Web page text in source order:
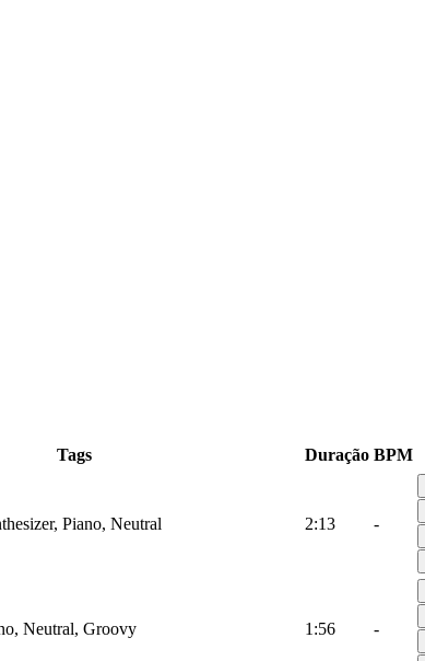
Tags Duração BPM
Piano, Neutral 2:13 -
Neutral, Groovy 1:56 -